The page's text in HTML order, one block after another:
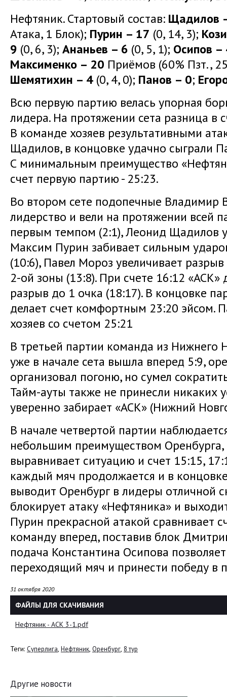
Нефтяник. Стартовый состав: Щадилов
Атака, 1 Блок); Пурин – 17 (0, 14, 3);
9 (0, 6, 3); Ананьев – 6 (0, 5, 1); Осипов –
Максименко – 20 Приёмов (60% Пзт.,
Шемятихин – 4 (0, 4, 0); Панов – 0;
Всю первую партию велась упорная
лидера. На протяжении сета разница в
В команде хозяев результативными
Щадилов, в концовке удачно сыграли
С минимальным преимущество
счет первую партию - 25:23.
Во втором сете подопечные Владимир
лидерство и вели на протяжении всей
первым темпом (2:1), Леонид Щадилов
Максим Пурин забивает сильным
(10:6), Павел Мороз увеличивает
2-ой зоны (13:8). При счете 16:12 «АСК»
разрыв до 1 очка (18:17). В концовке
делает счет комфортным 23:20 эйсом.
хозяев со счетом 25:21
В третьей партии команда из Нижнего
уже в начале сета вышла вперед 5:9,
организовал погоню, но сумел
Тайм-ауты также не принесли никаких
уверенно забирает «АСК» (Нижний
В начале четвертой партии
небольшим преимуществом Оренбурга,
выравнивает ситуацию и счет 15:15,
каждый мяч продолжается и в
выводит Оренбург в лидеры отличной
блокирует атаку «Нефтяника» и
Пурин прекрасной атакой сравнивает
команду вперед, поставив блок
подача Константина Осипова
переходящий мяч и принести победу в
31 октября 2020
ФАЙЛЫ ДЛЯ СКАЧИВАНИЯ
Нефтяник - АСК 3-1.pdf
Теги: Суперлига, Нефтяник, Оренбург, 8 тур
Другие новости